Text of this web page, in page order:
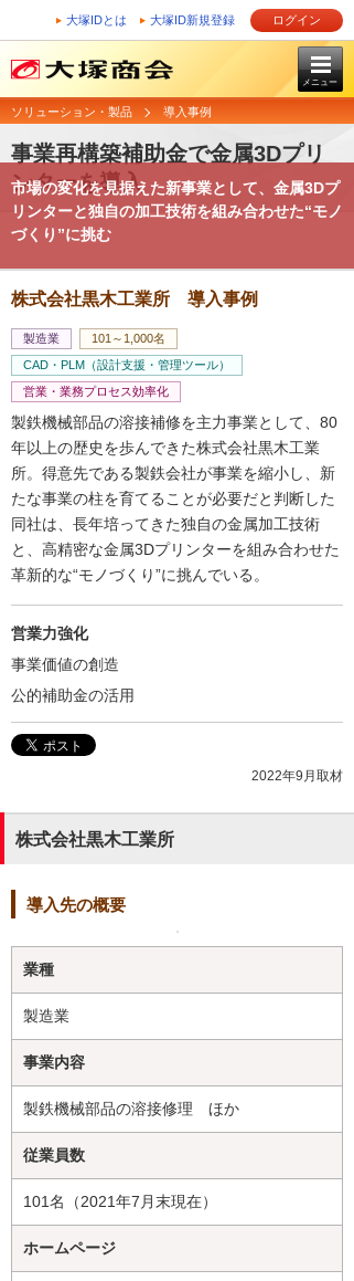
大塚IDとは 大塚ID新規登録 ログイン
メニュー
ソリューション・製品 導入事例
事業再構築補助金で金属3Dプリ
ンターを導入
市場の変化を見据えた新事業として、金属3Dプ
リンターと独自の加工技術を組み合わせた“モノ
づくり”に挑む
株式会社黒木工業所 導入事例
製造業
101～1,000名
CAD・PLM（設計支援・管理ツール）
営業・業務プロセス効率化
製鉄機械部品の溶接補修を主力事業として、80
年以上の歴史を歩んできた株式会社黒木工業
所。得意先である製鉄会社が事業を縮小し、新
たな事業の柱を育てることが必要だと判断した
同社は、長年培ってきた独自の金属加工技術
と、高精密な金属3Dプリンターを組み合わせた
革新的な“モノづくり”に挑んでいる。
営業力強化
事業価値の創造
公的補助金の活用
2022年9月取材
株式会社黒木工業所
導入先の概要
業種
製造業
事業内容
製鉄機械部品の溶接修理 ほか
従業員数
101名（2021年7月末現在）
ホームページ